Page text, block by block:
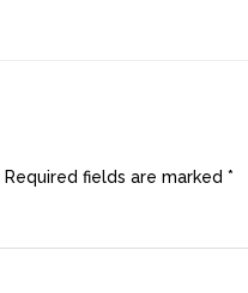
Required fields are marked *